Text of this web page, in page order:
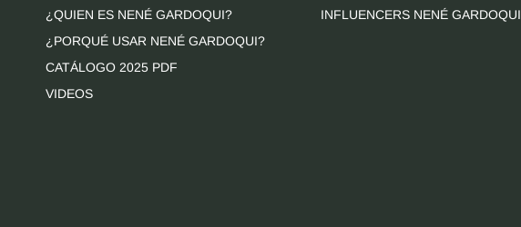
¿QUIEN ES NENÉ GARDOQUI?
¿PORQUÉ USAR NENÉ GARDOQUI?
CATÁLOGO 2025 PDF
VIDEOS
INFLUENCERS NENÉ GARDOQUI